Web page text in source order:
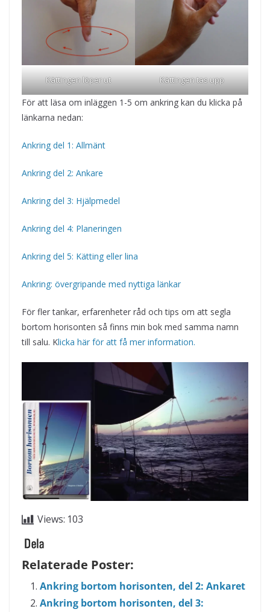
Kättingen löper ut Kättingen tas upp
För att läsa om inläggen 1-5 om ankring kan du klicka på
länkarna nedan:
Ankring del 1: Allmänt
Ankring del 2: Ankare
Ankring del 3: Hjälpmedel
Ankring del 4: Planeringen
Ankring del 5: Kätting eller lina
Ankring: övergripande med nyttiga länkar
För fler tankar, erfarenheter råd och tips om att segla
bortom horisonten så finns min bok med samma namn
till salu. Klicka här för att få mer information.
Views: 103
Relaterade Poster:
Ankring bortom horisonten, del 2: Ankaret
Ankring bortom horisonten, del 3: